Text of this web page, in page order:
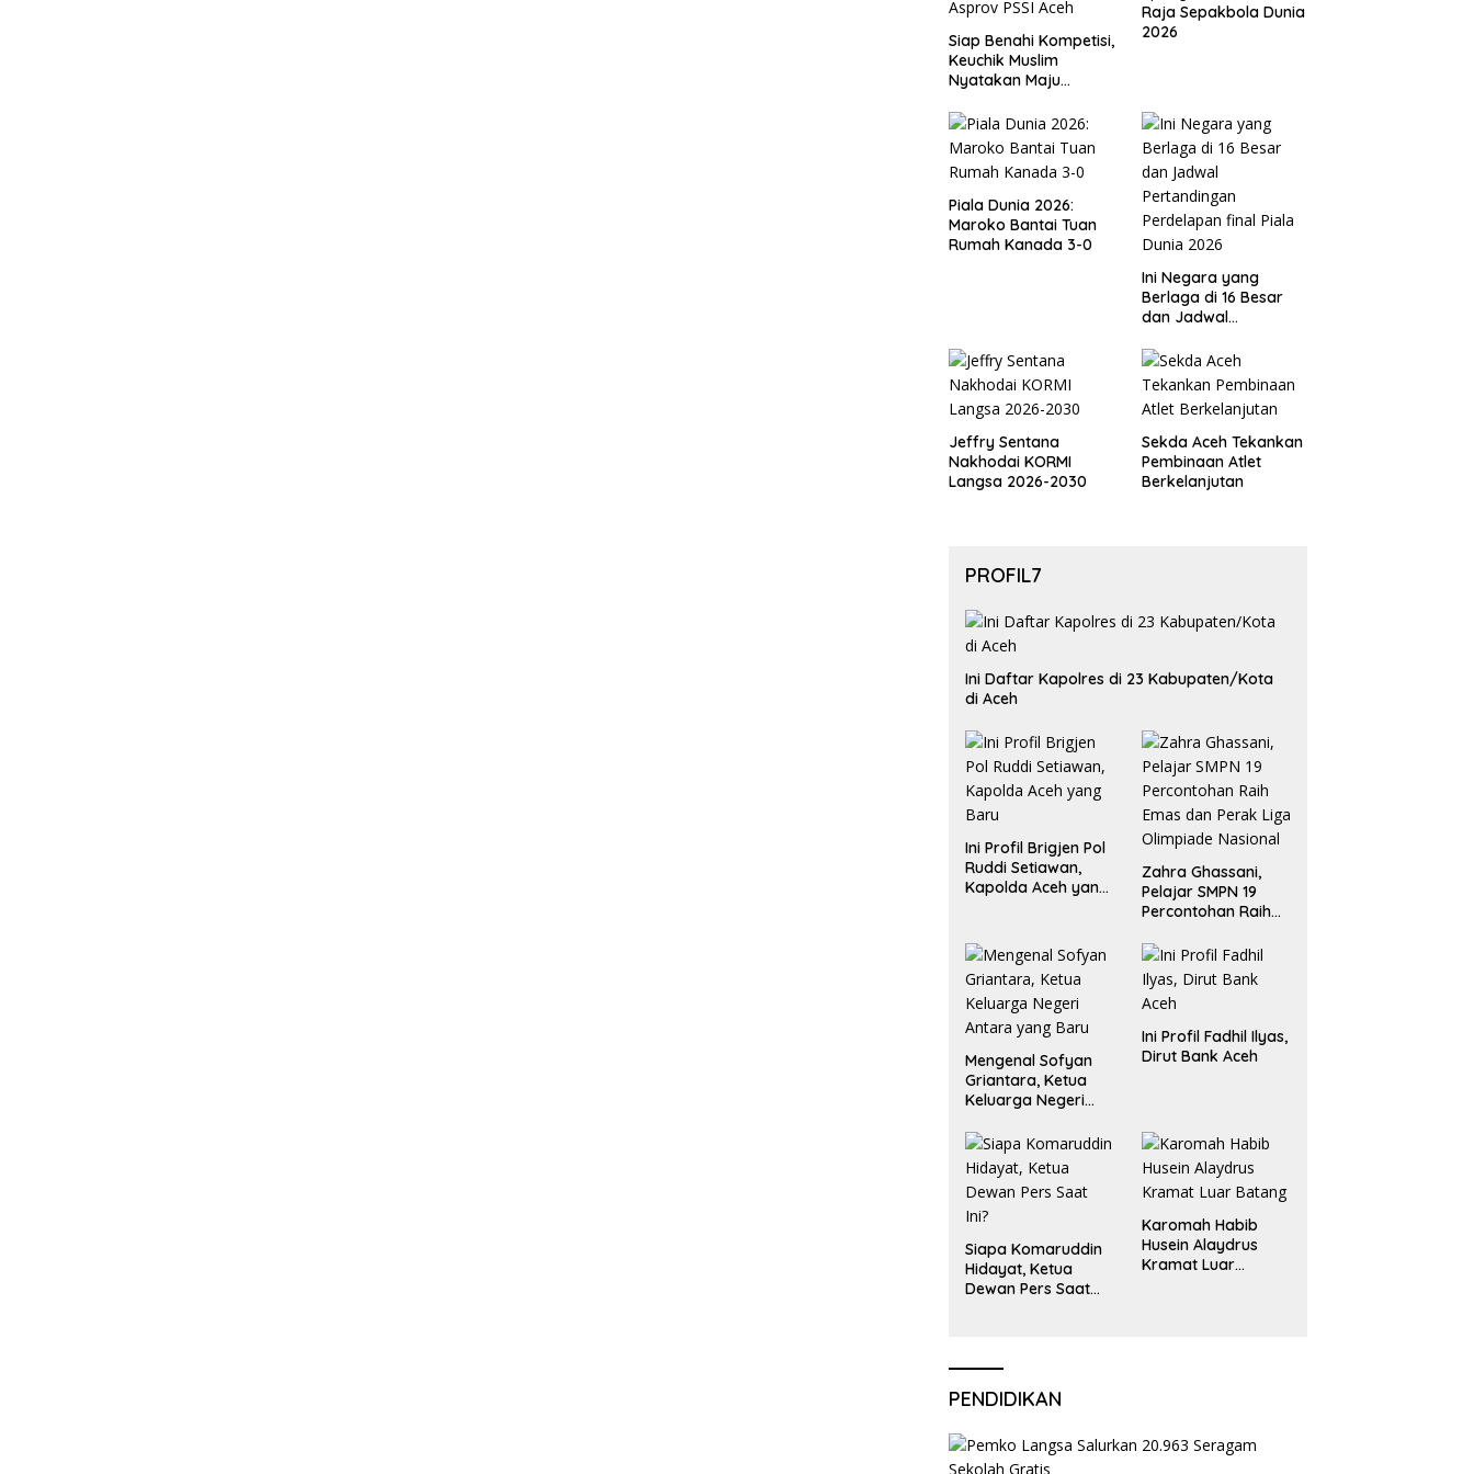
Siap Benahi Kompetisi,
Keuchik Muslim
Nyatakan Maju
Asprov PSSI Aceh
Raja Sepakbola Dunia
2026
Piala Dunia 2026:
Maroko Bantai Tuan
Rumah Kanada 3-0
Ini Negara yang
Berlaga di 16 Besar
dan Jadwal
Perdelapan final Piala
Dunia 2026
Jeffry Sentana
Nakhodai KORMI
Langsa 2026-2030
Sekda Aceh Tekankan
Pembinaan Atlet
Berkelanjutan
PROFIL7
Ini Daftar Kapolres di 23 Kabupaten/Kota
di Aceh
Ini Profil Brigjen Pol
Ruddi Setiawan,
Kapolda Aceh yang
Zahra Ghassani,
Pelajar SMPN 19
Percontohan Raih
Liga Olimpiade
Nasional
Mengenal Sofyan
Griantara, Ketua
Keluarga Negeri
Ini Profil Fadhil Ilyas,
Dirut Bank Aceh
Siapa Komaruddin
Hidayat, Ketua
Dewan Pers Saat
Karomah Habib
Husein Alaydrus
Kramat Luar
PENDIDIKAN